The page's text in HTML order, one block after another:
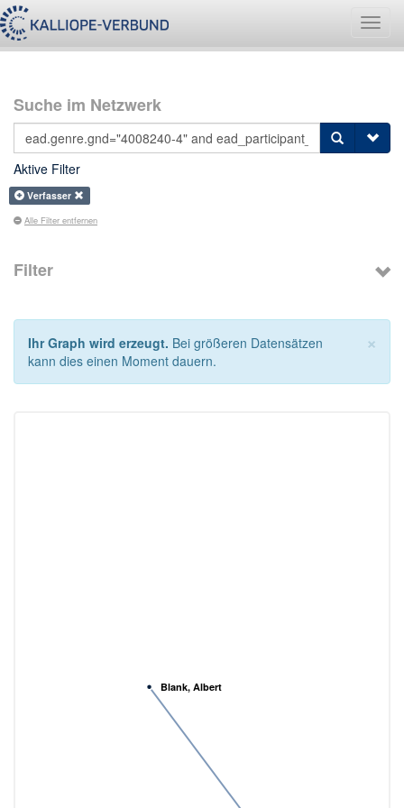
Suche im Netzwerk
Aktive Filter
Verfasser
Alle Filter entfernen
Filter
×
Ihr Graph wird erzeugt. Bei größeren Datensätzen
kann dies einen Moment dauern.
Blank, Albert